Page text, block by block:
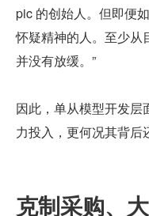
pic 的创始人。但即便
怀疑精神的人。至少
并没有放缓。”
因此，单从模型开发
力投入，更何况其背后
克制采购、